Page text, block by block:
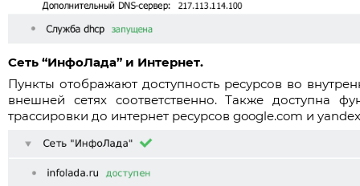
Сеть “ИнфоЛада” и Интернет.
Пункты отображают доступность ресурсов во
внешней сетях соответственно. Также доступна
трассировки до интернет ресурсов google.com и